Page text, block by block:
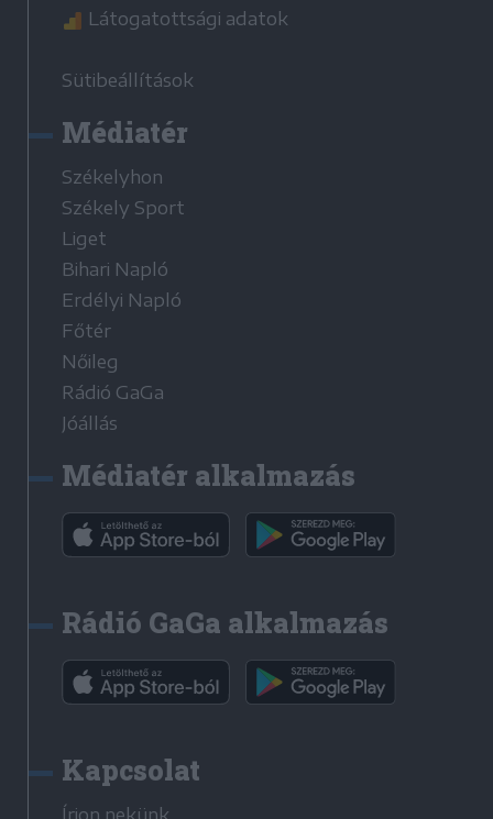
Látogatottsági adatok
Sütibeállítások
Médiatér
Székelyhon
Székely Sport
Liget
Bihari Napló
Erdélyi Napló
Főtér
Nőileg
Rádió GaGa
Jóállás
Médiatér alkalmazás
Rádió GaGa alkalmazás
Kapcsolat